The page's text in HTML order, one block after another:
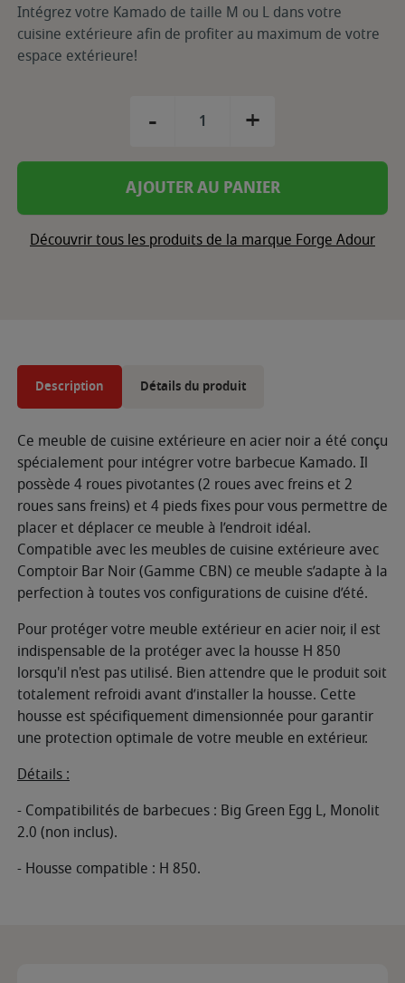
Intégrez votre Kamado de taille M ou L dans votre
cuisine extérieure afin de profiter au maximum de votre
espace extérieure!
- +
AJOUTER AU PANIER
Découvrir tous les produits de la marque Forge Adour
Description Détails du produit
Ce meuble de cuisine extérieure en acier noir a été conçu
spécialement pour intégrer votre barbecue Kamado. Il
possède 4 roues pivotantes (2 roues avec freins et 2
roues sans freins) et 4 pieds fixes pour vous permettre de
placer et déplacer ce meuble à l’endroit idéal.
Compatible avec les meubles de cuisine extérieure avec
Comptoir Bar Noir (Gamme CBN) ce meuble s’adapte à la
perfection à toutes vos configurations de cuisine d’été.
Pour protéger votre meuble extérieur en acier noir, il est
indispensable de la protéger avec la housse H 850
lorsqu'il n'est pas utilisé. Bien attendre que le produit soit
totalement refroidi avant d’installer la housse. Cette
housse est spécifiquement dimensionnée pour garantir
une protection optimale de votre meuble en extérieur.
Détails :
- Compatibilités de barbecues : Big Green Egg L, Monolit
2.0 (non inclus).
- Housse compatible : H 850.